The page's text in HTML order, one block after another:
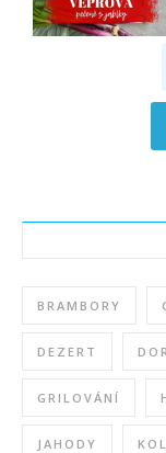
BRAMBORY
DEZERT
GRILOVÁNÍ
JAHODY